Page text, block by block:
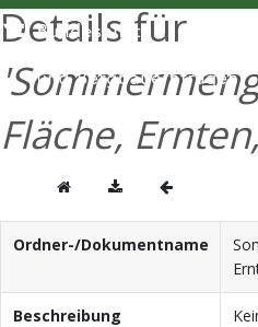
Details für
Fläche,
Ordner-/Dokumentname
Beschreibung